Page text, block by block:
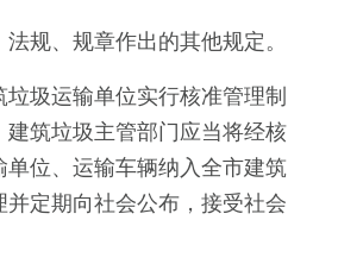
法规、规章作出的其他规定。
圾运输单位实行核准管理制
建筑垃圾主管部门应当将经核
单位、运输车辆纳入全市建筑
并定期向社会公布，接受社会